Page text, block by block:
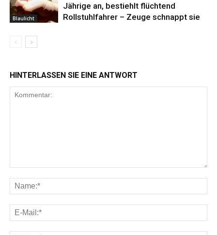
Blaulicht
Jährige an, bestiehlt flüchtend
Rollstuhlfahrer – Zeuge schnappt sie
HINTERLASSEN SIE EINE ANTWORT